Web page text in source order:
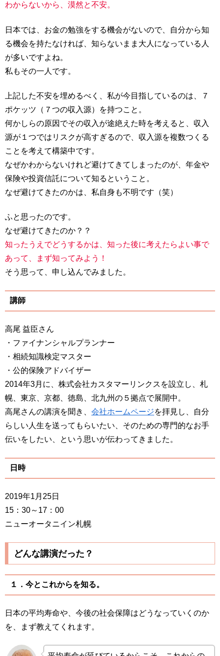
わからないから、漠然と不安。
日本では、お金の勉強をする機会がないので、自分から知
る機会を持たなければ、知らないまま大人になっている人
が多いですよね。
私もその一人です。
上記した不安を埋めるべく、私が今目指しているのは、７
ポケッツ（７つの収入源）を持つこと。
何かしらの原因でその収入が途絶えた時を考えると、収入
源が１つではリスクが高すぎるので、収入源を複数つくる
ことを考えて構築中です。
なぜかわからないけれど避けてきてしまったのが、年金や
保険や投資信託について知るということ。
なぜ避けてきたのかは、私自身も不明です（笑）
ふと思ったのです。
なぜ避けてきたのか？？
知ったうえでどうするかは、知った後に考えたらよい事で
あって、まず知ってみよう！
そう思って、申し込んでみました。
講師
高尾 益臣さん
・ファイナンシャルプランナー
・相続知識検定マスター
・公的保険アドバイザー
2014年3月に、株式会社カスタマーリンクスを設立し、札
幌、東京、京都、徳島、北九州の５拠点で展開中。
高尾さんの講演を聞き、 会社ホームページを拝見し、自分
らしい人生を送ってもらいたい、そのための専門的なお手
伝いをしたい、という思いが伝わってきました。
日時
2019年1月25日
15：30～17：00
ニューオータニイン札幌
どんな講演だった？
１．今とこれからを知る。
日本の平均寿命や、今後の社会保障はどうなっていくのか
を、まず教えてくれます。